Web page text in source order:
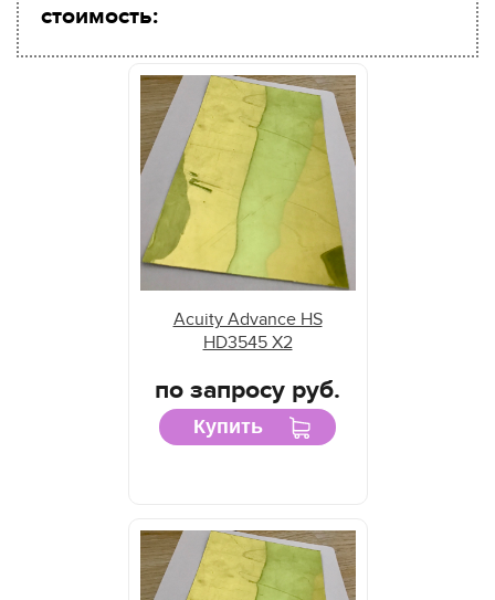
стоимость:
Acuity Advance HS
HD3545 X2
по запросу руб.
Купить